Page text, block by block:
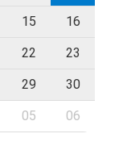
15 16
22 23
29 30
05 06